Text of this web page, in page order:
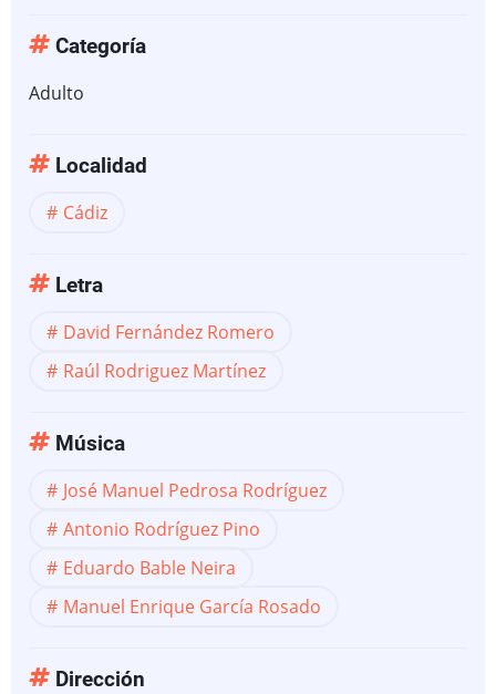
Categoría
Adulto
Localidad
Cádiz
Letra
David Fernández Romero
Raúl Rodriguez Martínez
Música
José Manuel Pedrosa Rodríguez
Antonio Rodríguez Pino
Eduardo Bable Neira
Manuel Enrique García Rosado
Dirección